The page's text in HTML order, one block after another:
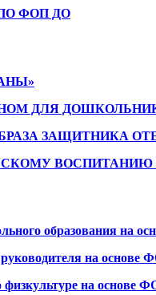
ФОП ДО
ДЛЯ
ЗАЩИТНИКА
ВОСПИТАНИЮ
образования на
на основе
физкультуре на основе